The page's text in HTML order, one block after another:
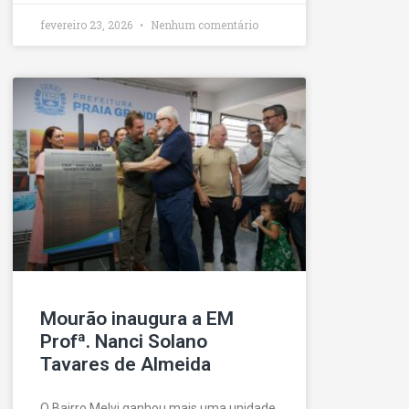
fevereiro 23, 2026 Nenhum comentário
Mourão inaugura a EM
Profª. Nanci Solano
Tavares de Almeida